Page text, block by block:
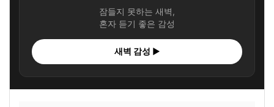
잠들지 못하는 새벽,
혼자 듣기 좋은 감성
새벽 감성 ▶